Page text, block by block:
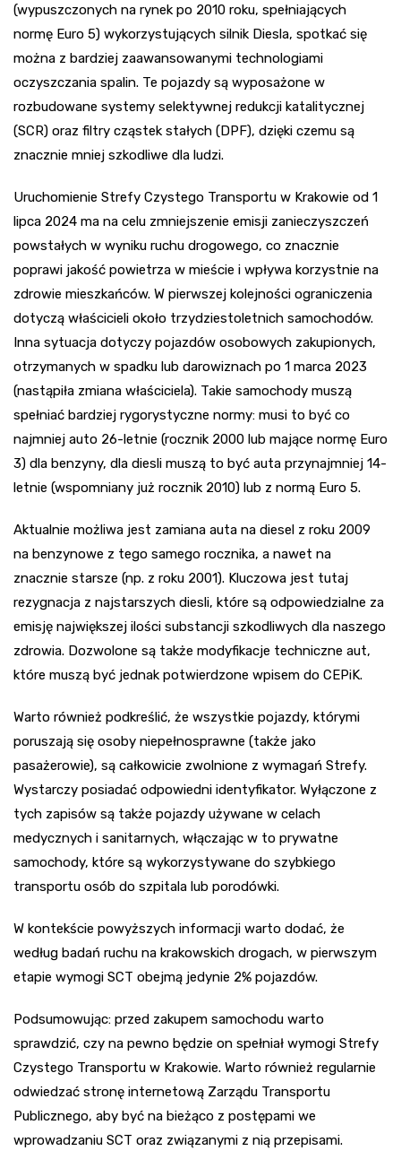
(wypuszczonych na rynek po 2010 roku, spełniających
normę Euro 5) wykorzystujących silnik Diesla, spotkać się
można z bardziej zaawansowanymi technologiami
oczyszczania spalin. Te pojazdy są wyposażone w
rozbudowane systemy selektywnej redukcji katalitycznej
(SCR) oraz filtry cząstek stałych (DPF), dzięki czemu są
znacznie mniej szkodliwe dla ludzi.
Uruchomienie Strefy Czystego Transportu w Krakowie od 1
lipca 2024 ma na celu zmniejszenie emisji zanieczyszczeń
powstałych w wyniku ruchu drogowego, co znacznie
poprawi jakość powietrza w mieście i wpływa korzystnie na
zdrowie mieszkańców. W pierwszej kolejności ograniczenia
dotyczą właścicieli około trzydziestoletnich samochodów.
Inna sytuacja dotyczy pojazdów osobowych zakupionych,
otrzymanych w spadku lub darowiznach po 1 marca 2023
(nastąpiła zmiana właściciela). Takie samochody muszą
spełniać bardziej rygorystyczne normy: musi to być co
najmniej auto 26-letnie (rocznik 2000 lub mające normę Euro
3) dla benzyny, dla diesli muszą to być auta przynajmniej 14-
letnie (wspomniany już rocznik 2010) lub z normą Euro 5.
Aktualnie możliwa jest zamiana auta na diesel z roku 2009
na benzynowe z tego samego rocznika, a nawet na
znacznie starsze (np. z roku 2001). Kluczowa jest tutaj
rezygnacja z najstarszych diesli, które są odpowiedzialne za
emisję największej ilości substancji szkodliwych dla naszego
zdrowia. Dozwolone są także modyfikacje techniczne aut,
które muszą być jednak potwierdzone wpisem do CEPiK.
Warto również podkreślić, że wszystkie pojazdy, którymi
poruszają się osoby niepełnosprawne (także jako
pasażerowie), są całkowicie zwolnione z wymagań Strefy.
Wystarczy posiadać odpowiedni identyfikator. Wyłączone z
tych zapisów są także pojazdy używane w celach
medycznych i sanitarnych, włączając w to prywatne
samochody, które są wykorzystywane do szybkiego
transportu osób do szpitala lub porodówki.
W kontekście powyższych informacji warto dodać, że
według badań ruchu na krakowskich drogach, w pierwszym
etapie wymogi SCT obejmą jedynie 2% pojazdów.
Podsumowując: przed zakupem samochodu warto
sprawdzić, czy na pewno będzie on spełniał wymogi Strefy
Czystego Transportu w Krakowie. Warto również regularnie
odwiedzać stronę internetową Zarządu Transportu
Publicznego, aby być na bieżąco z postępami we
wprowadzaniu SCT oraz związanymi z nią przepisami.